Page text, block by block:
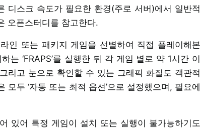
디스크 속도가 필요한 환경(주로 서버)에서 일반적
오픈스터디를 참고한다.
인 또는 패키지 게임을 선별하여 직접 플레이해본
는 ‘FRAPS’를 실행한 뒤 각 게임 별로 약 1시간 이
리고 눈으로 확인할 수 있는 그래픽 화질도 객관적
두 ‘자동 또는 최적 옵션’으로 설정했으며, 필요에
있어 특정 게임이 설치 또는 실행이 불가능하기도